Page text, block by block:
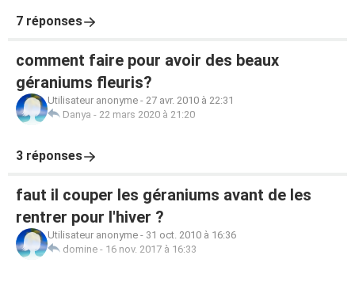
7 réponses
comment faire pour avoir des beaux
géraniums fleuris?
Utilisateur anonyme - 27 avr. 2010 à 22:31
Danya - 22 mars 2020 à 21:20
3 réponses
faut il couper les géraniums avant de les
rentrer pour l'hiver ?
Utilisateur anonyme - 31 oct. 2010 à 16:36
domine - 16 nov. 2017 à 16:33